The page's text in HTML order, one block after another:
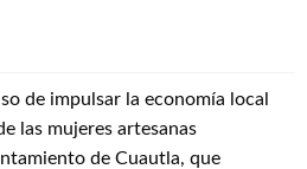
de impulsar la economía local
las mujeres artesanas
de Cuautla, que